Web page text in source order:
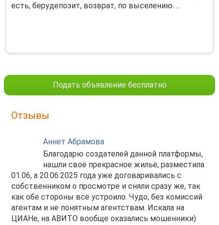
есть, берудепозит, возврат, по выселению. ...
Подать объявление бесплатно
Отзывы
Аннет Абрамова
Благодарю создателей данной платформы,
нашли своё прекрасное жильё, разместила
01.06, а 20.06.2025 года уже договаривались с
собственником о просмотре и сняли сразу же, так
как обе стороны всё устроило. Чудо, без комиссий
агентам и не понятным агентствам. Искала на
ЦИАНе, на АВИТО вообще оказались мошенники)